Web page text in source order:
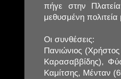
πήγε στην
μεθυσμένη
Οι συνθέσεις:
Πανιώνιος
Καρασαββίδης),
Καμίτσης, Μένταν